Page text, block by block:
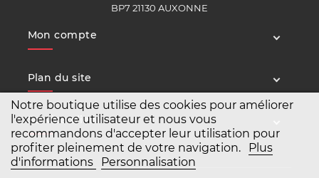
Notre boutique utilise des cookies pour améliorer
l'expérience utilisateur et nous vous
recommandons d'accepter leur utilisation pour
profiter pleinement de votre navigation.
Plus
d'informations
Personnalisation
BP7 21130 AUXONNE
Mon compte
Plan du site
Service client